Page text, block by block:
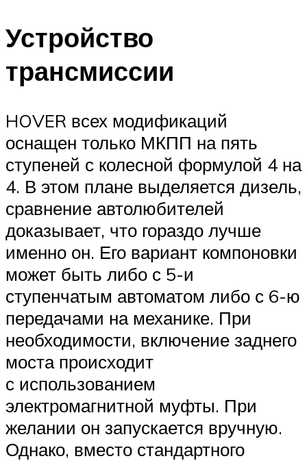
Устройство
трансмиссии
HOVER всех модификаций
оснащен только МКПП на пять
ступеней с колесной формулой 4 на
4. В этом плане выделяется дизель,
сравнение автолюбителей
доказывает, что гораздо лучше
именно он. Его вариант компоновки
может быть либо с 5-и
ступенчатым автоматом либо с 6-ю
передачами на механике. При
необходимости, включение заднего
моста происходит
с использованием
электромагнитной муфты. При
желании он запускается вручную.
Однако, вместо стандартного